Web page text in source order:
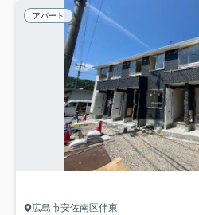
アパート
広島市安佐南区伴東